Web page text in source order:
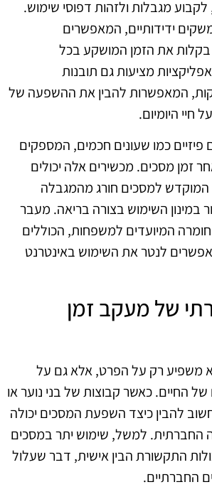
מגבלות ולזהות דפוסי שימוש.
ידידותיים, המאפשרים
את הזמן המושקע בכל
מציעות גם תובנות
המאפשרות להבין את ההשפעה של
חיי היומיום.
פיזיים כמו שעונים חכמים, המספקים
זמן מסכים. מכשירים אלה יכולים
למסכים חורג מהמגבלה
במינון השימוש בצורה בריאה. מעבר
המיועדים למשפחות, הכוללים
לנטר את השימוש באינטרנט
של מעקב זמן
משפיע רק על הפרט, אלא גם על
החיים. כאשר קבוצות של בני נוער או
להבין כיצד השפעת המסכים יכולה
החברתית. למשל, שימוש יתר במסכים
התקשורת הבין אישית, דבר שעלול
החברתיים.